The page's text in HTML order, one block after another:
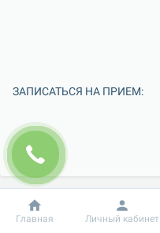
ЗАПИСАТЬСЯ НА ПРИЕМ:
Добробут
Главная Личный кабинет